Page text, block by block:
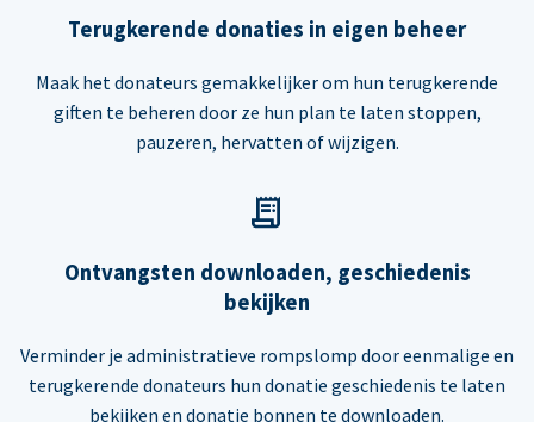
Terugkerende donaties in eigen beheer
Maak het donateurs gemakkelijker om hun terugkerende
giften te beheren door ze hun plan te laten stoppen,
pauzeren, hervatten of wijzigen.
Ontvangsten downloaden, geschiedenis
bekijken
Verminder je administratieve rompslomp door eenmalige en
terugkerende donateurs hun donatie geschiedenis te laten
bekijken en donatie bonnen te downloaden.